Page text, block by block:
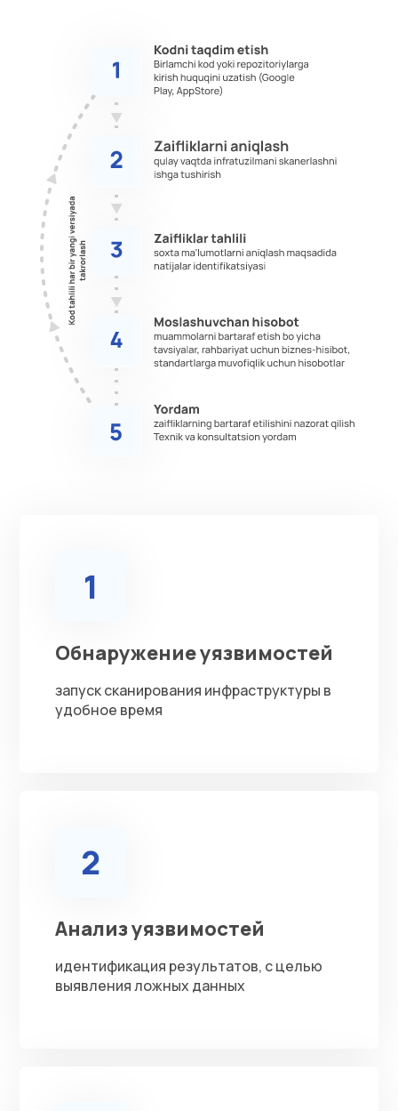
1
Обнаружение уязвимостей
запуск сканирования инфраструктуры в
удобное время
2
Анализ уязвимостей
идентификация результатов, с целью
выявления ложных данных